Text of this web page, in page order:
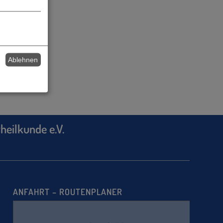
e.V.
ANFAHRT – ROUTENPLANER
Ablehnen